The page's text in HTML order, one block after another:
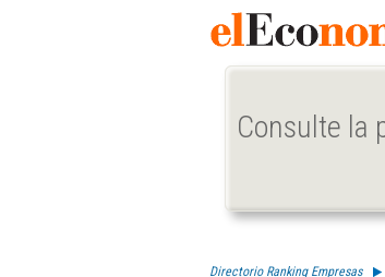
Consulte la
Directorio Ranking Empresas